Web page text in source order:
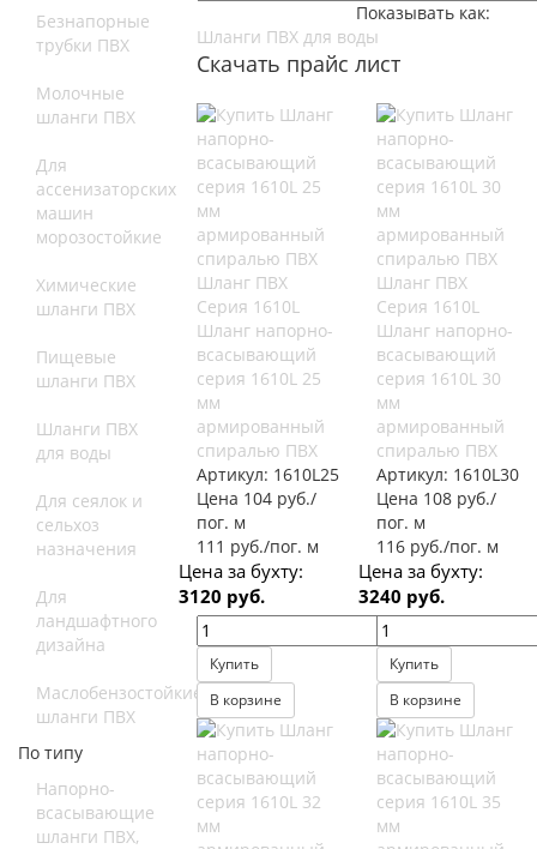
Безнапорные
трубки ПВХ
Молочные
шланги ПВХ
Для
ассенизаторских
машин
морозостойкие
Химические
шланги ПВХ
Пищевые
шланги ПВХ
Шланги ПВХ
для воды
Для сеялок и
сельхоз
назначения
Для
ландшафтного
дизайна
Маслобензостойкие
шланги ПВХ
По типу
Напорно-
всасывающие
шланги ПВХ,
Показывать как:
Шланги ПВХ для воды
Скачать прайс лист
Шланг ПВХ
Серия 1610L
Шланг напорно-
всасывающий
серия 1610L 25
мм
армированный
спиралью ПВХ
Артикул: 1610L25
Цена 104 руб./
пог. м
111 руб./пог. м
Цена за бухту:
3120 руб.
Купить
В корзине
Шланг ПВХ
Серия 1610L
Шланг напорно-
всасывающий
серия 1610L 30
мм
армированный
спиралью ПВХ
Артикул: 1610L30
Цена 108 руб./
пог. м
116 руб./пог. м
Цена за бухту:
3240 руб.
Купить
В корзине